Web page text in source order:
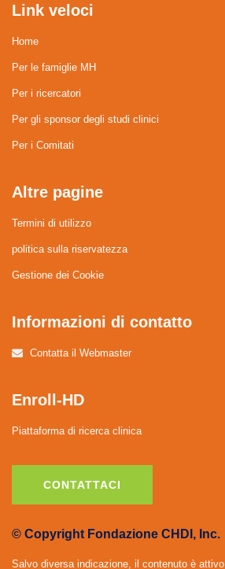
Link veloci
Home
Per le famiglie MH
Per i ricercatori
Per gli sponsor degli studi clinici
Per i Comitati
Altre pagine
Termini di utilizzo
politica sulla riservatezza
Gestione dei Cookie
Informazioni di contatto
Contatta il Webmaster
Enroll-HD
Piattaforma di ricerca clinica
CONTATTACI
© Copyright Fondazione CHDI, Inc.
Salvo diversa indicazione, il contenuto è attivo